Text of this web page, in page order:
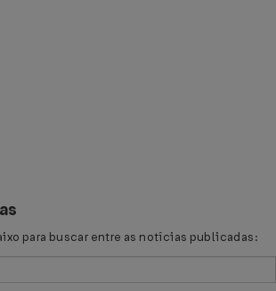
para buscar entre as notícias publicadas: